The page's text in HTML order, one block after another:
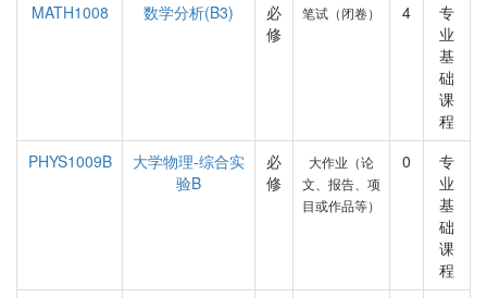
MATH1008 数学分析(B3)
必
修
笔试（闭卷） 4
专
业
基
础
课
程
PHYS1009B
大学物理-综合实
验B
必
修
大作业（论
文、报告、项
目或作品等）
0
专
业
基
础
课
程